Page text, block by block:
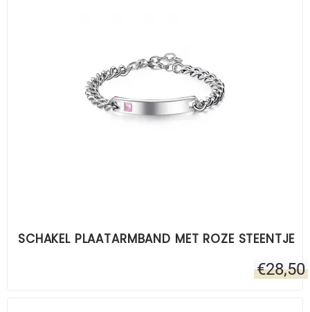
SCHAKEL PLAATARMBAND MET ROZE STEENTJE
€28,50